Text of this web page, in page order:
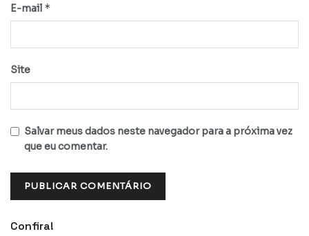
E-mail *
Site
Salvar meus dados neste navegador para a próxima vez
que eu comentar.
Confira!